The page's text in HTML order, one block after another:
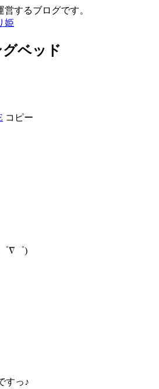
するブログです。
姫
ベッド
コピー
∇゜)
すっ♪